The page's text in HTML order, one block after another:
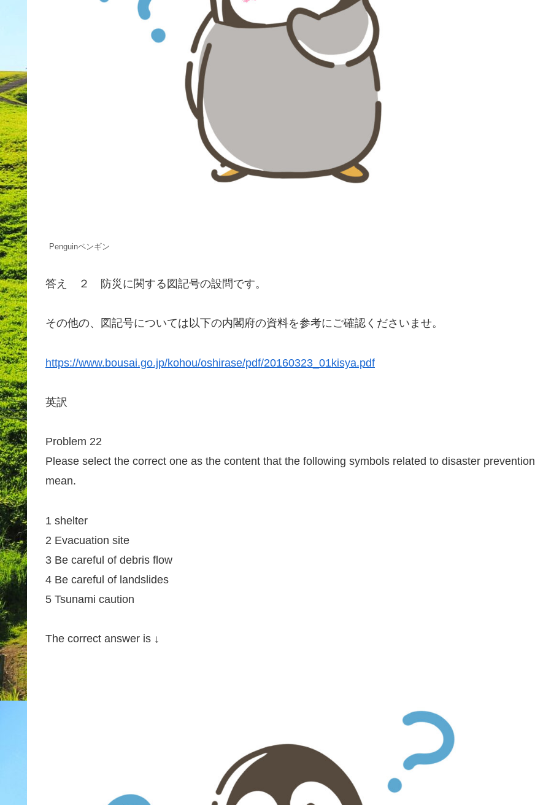
Penguinペンギン
答え ２ 防災に関する図記号の設問です。
その他の、図記号については以下の内閣府の資料を参考にご確認くださいませ。
https://www.bousai.go.jp/kohou/oshirase/pdf/20160323_01kisya.pdf
英訳
Problem 22
Please select the correct one as the content that the following symbols related to disaster prevention
mean.
1 shelter
2 Evacuation site
3 Be careful of debris flow
4 Be careful of landslides
5 Tsunami caution
The correct answer is ↓